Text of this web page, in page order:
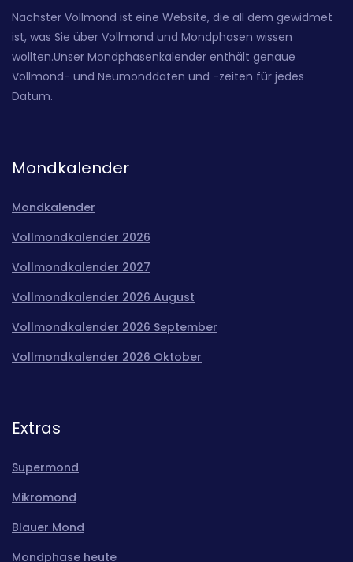
Nächster Vollmond ist eine Website, die all dem gewidmet
ist, was Sie über Vollmond und Mondphasen wissen
wollten.Unser Mondphasenkalender enthält genaue
Vollmond- und Neumonddaten und -zeiten für jedes
Datum.
Mondkalender
Mondkalender
Vollmondkalender 2026
Vollmondkalender 2027
Vollmondkalender 2026 August
Vollmondkalender 2026 September
Vollmondkalender 2026 Oktober
Extras
Supermond
Mikromond
Blauer Mond
Mondphase heute